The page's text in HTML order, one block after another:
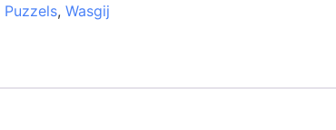
Puzzels, Wasgij